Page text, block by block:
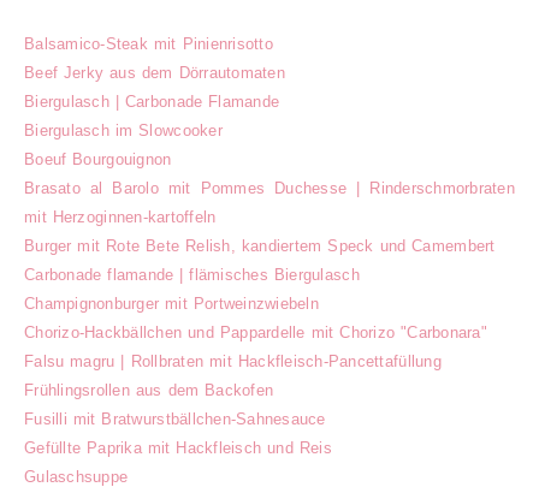
Balsamico-Steak mit Pinienrisotto
Beef Jerky aus dem Dörrautomaten
Biergulasch | Carbonade Flamande
Biergulasch im Slowcooker
Boeuf Bourgouignon
Brasato al Barolo mit Pommes Duchesse | Rinderschmorbraten
mit Herzoginnen-kartoffeln
Burger mit Rote Bete Relish, kandiertem Speck und Camembert
Carbonade flamande | flämisches Biergulasch
Champignonburger mit Portweinzwiebeln
Chorizo-Hackbällchen und Pappardelle mit Chorizo "Carbonara"
Falsu magru | Rollbraten mit Hackfleisch-Pancettafüllung
Frühlingsrollen aus dem Backofen
Fusilli mit Bratwurstbällchen-Sahnesauce
Gefüllte Paprika mit Hackfleisch und Reis
Gulaschsuppe